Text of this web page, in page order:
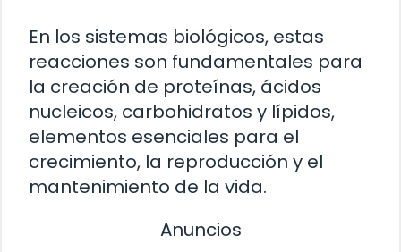
En los sistemas biológicos, estas
reacciones son fundamentales para
la creación de proteínas, ácidos
nucleicos, carbohidratos y lípidos,
elementos esenciales para el
crecimiento, la reproducción y el
mantenimiento de la vida.
Anuncios